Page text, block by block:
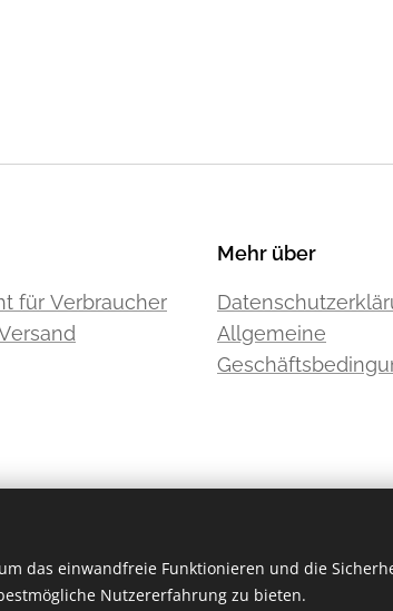
für Verbraucher
Mehr über
Allgemeine
das einwandfreie Funktionieren und die
Nutzererfahrung zu bieten.